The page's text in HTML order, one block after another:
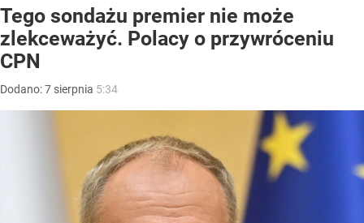
Tego sondażu premier nie może
zlekceważyć. Polacy o przywróceniu
CPN
Dodano:7 sierpnia 5:34